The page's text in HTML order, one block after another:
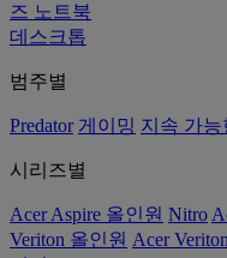
즈 노트북
데스크톱
범주별
Predator 게이밍 지속 가능
시리즈별
Acer Aspire 올인원 Nitro
Veriton 올인원 Acer